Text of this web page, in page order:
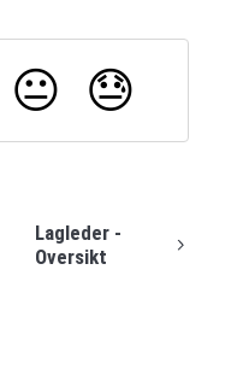
😐 😓
Lagleder -
Oversikt